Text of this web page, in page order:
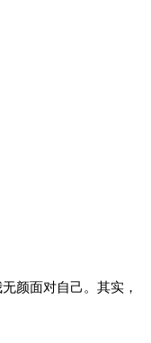
颜面对自己。其实，